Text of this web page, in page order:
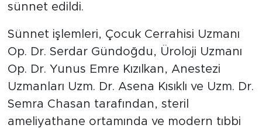
sünnet edildi.
Sünnet işlemleri, Çocuk Cerrahisi Uzmanı
Op. Dr. Serdar Gündoğdu, Üroloji Uzmanı
Op. Dr. Yunus Emre Kızılkan, Anestezi
Uzmanları Uzm. Dr. Asena Kısıklı ve Uzm. Dr.
Semra Chasan tarafından, steril
ameliyathane ortamında ve modern tıbbi